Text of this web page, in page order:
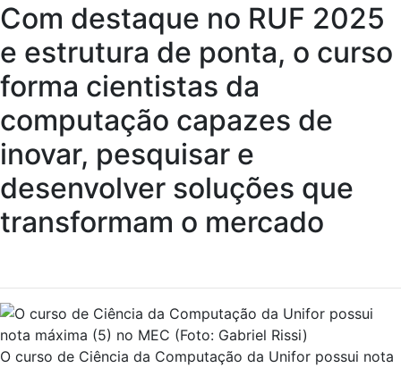
Com destaque no RUF 2025
e estrutura de ponta, o curso
forma cientistas da
computação capazes de
inovar, pesquisar e
desenvolver soluções que
transformam o mercado
O curso de Ciência da Computação da Unifor possui nota